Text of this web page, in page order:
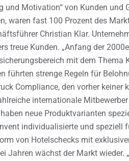
und Motivation“ von Kunden und
waren fast 100 Prozent des
Christian Klar.
treue Kunden. „Anfang der
mit dem Thema
führten strenge Regeln für
Compliance, den vorher keiner
internationale
neue Produktvarianten
individualisierte und speziell
von Hotelschecks mit
Jahren wächst der Markt